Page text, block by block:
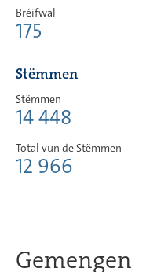
Bréifwal
175
Stëmmen
Stëmmen
14 448
Total vun de Stëmmen
12 966
Gemengen